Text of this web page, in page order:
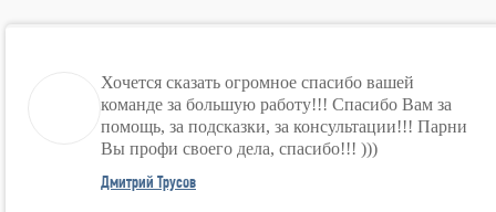
Хочется сказать огромное спасибо вашей
команде за большую работу!!! Спасибо Вам за
помощь, за подсказки, за консультации!!! Парни
Вы профи своего дела, спасибо!!! )))
Дмитрий Трусов